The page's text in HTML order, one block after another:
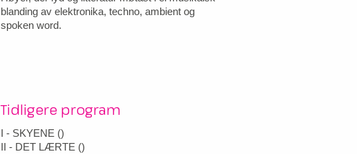
blanding av elektronika, techno, ambient og
spoken word.
Tidligere program
I - SKYENE ()
II - DET LÆRTE ()